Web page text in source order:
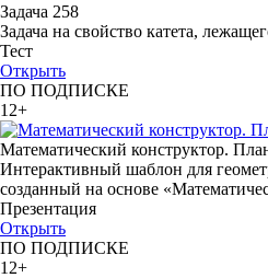
Задача 258
Задача на свойство катета,
Тест
Открыть
ПО ПОДПИСКЕ
12+
Математический конструктор.
Интерактивный шаблон для
созданный на основе
Презентация
Открыть
ПО ПОДПИСКЕ
12+